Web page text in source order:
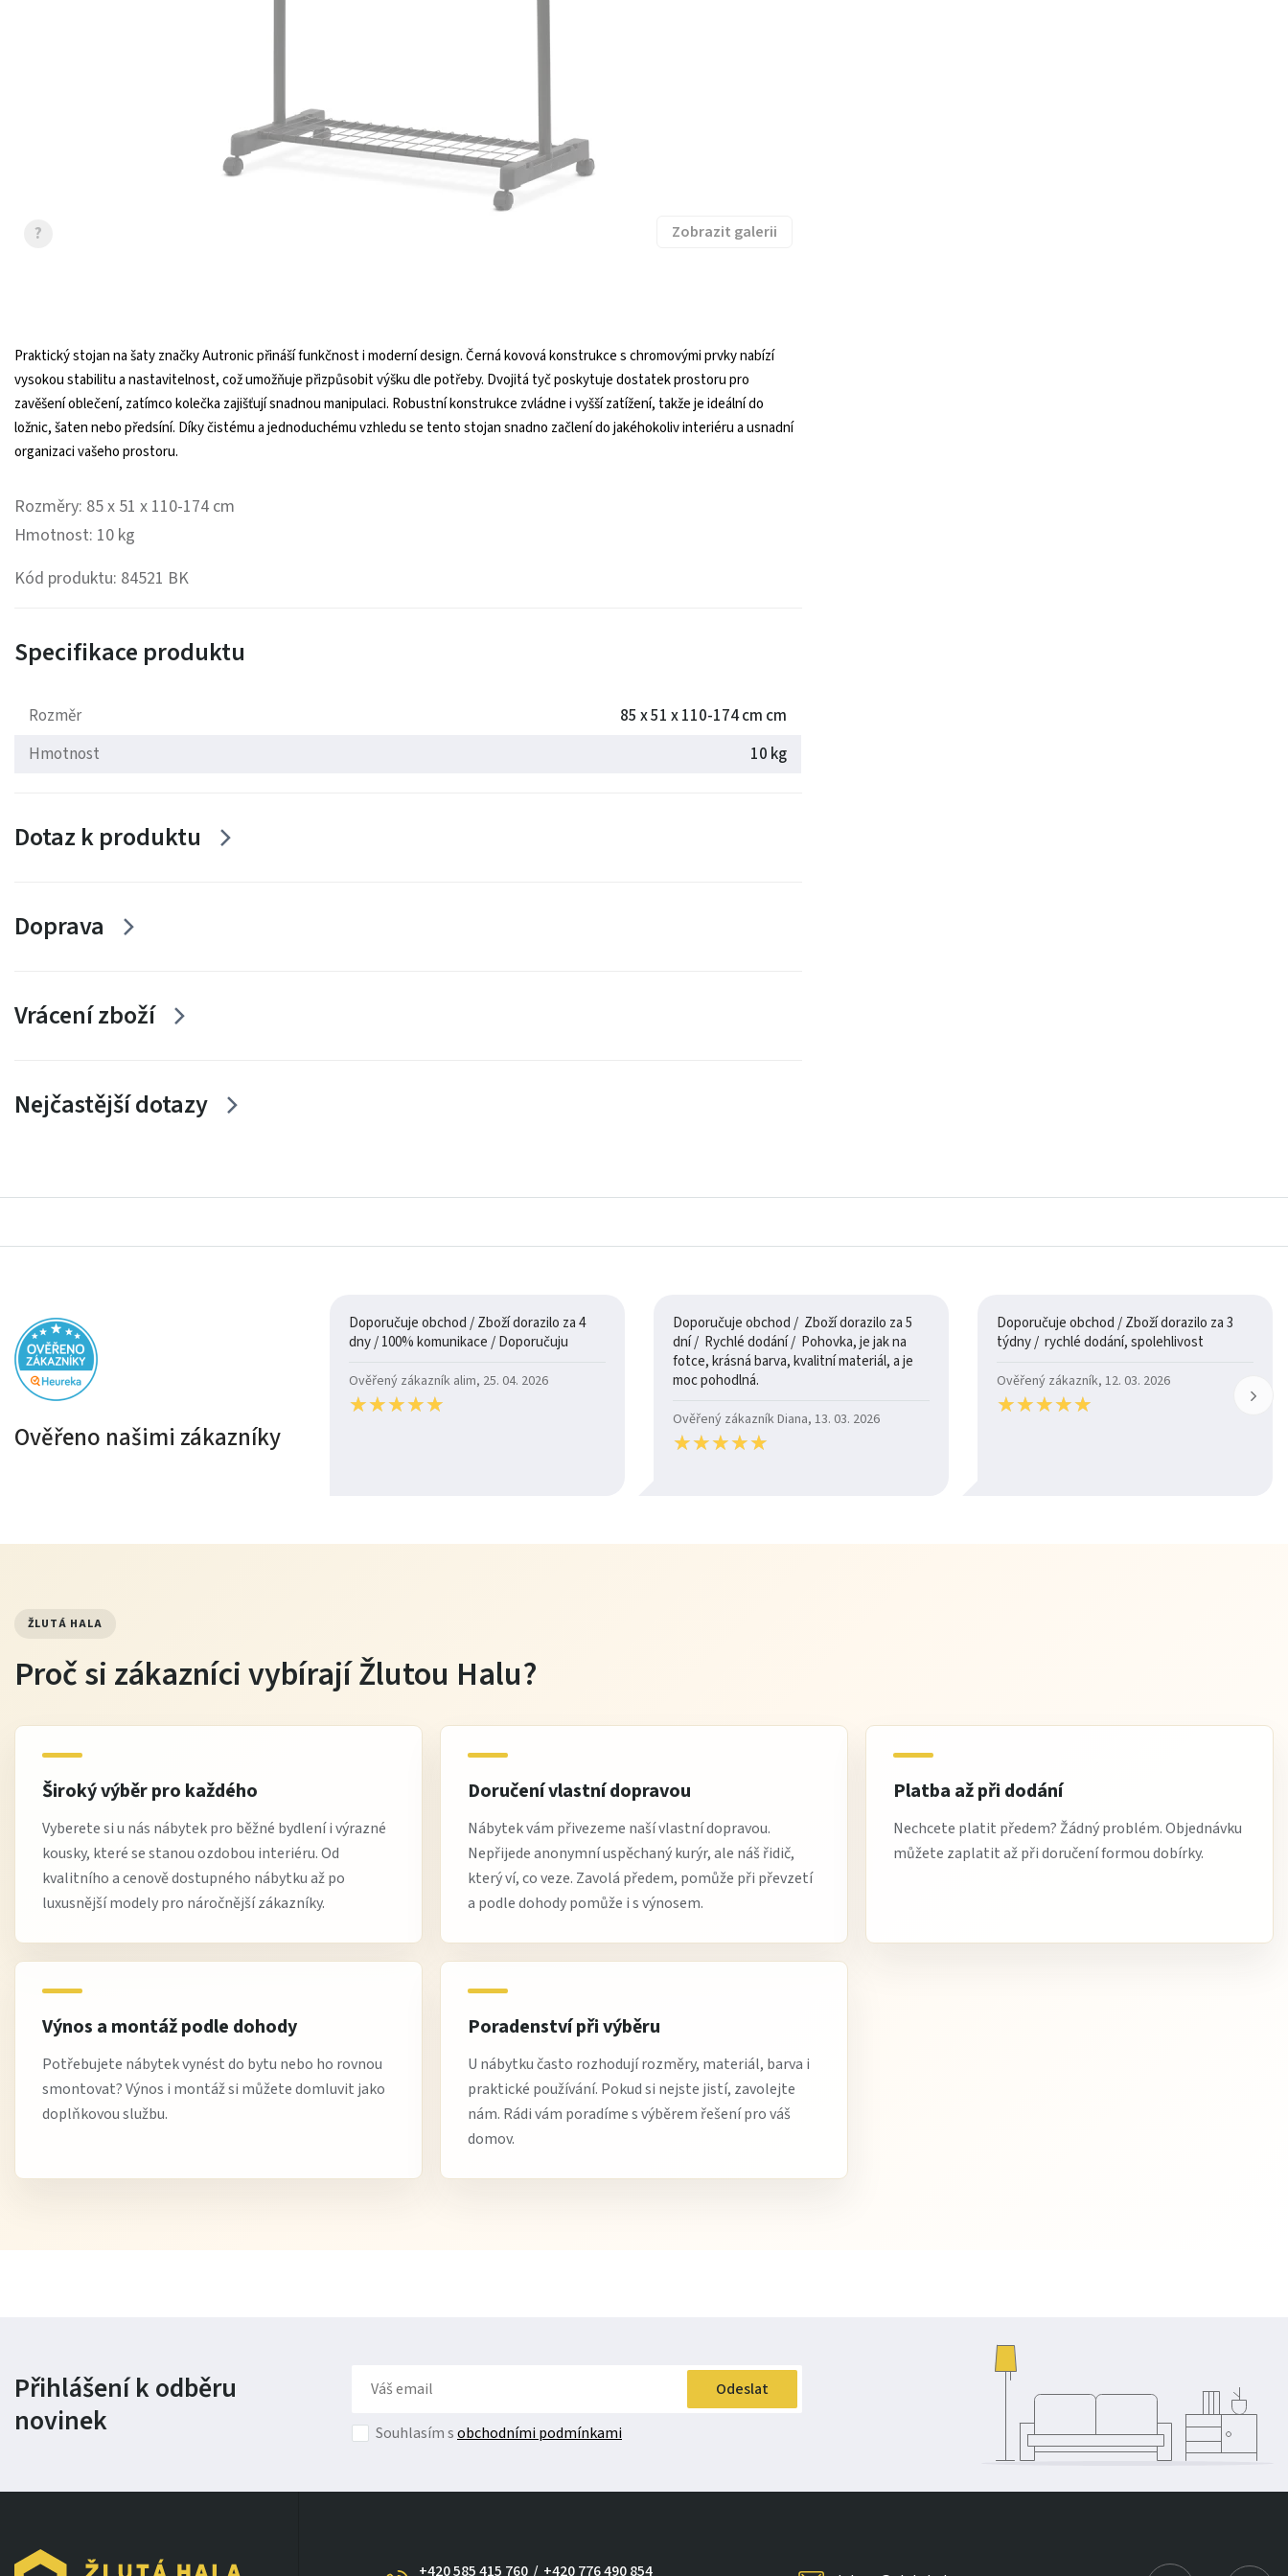
Zobrazit galerii
?
Praktický stojan na šaty značky Autronic přináší funkčnost i moderní design. Černá kovová konstrukce s chromovými prvky nabízí
vysokou stabilitu a nastavitelnost, což umožňuje přizpůsobit výšku dle potřeby. Dvojitá tyč poskytuje dostatek prostoru pro
zavěšení oblečení, zatímco kolečka zajišťují snadnou manipulaci. Robustní konstrukce zvládne i vyšší zatížení, takže je ideální do
ložnic, šaten nebo předsíní. Díky čistému a jednoduchému vzhledu se tento stojan snadno začlení do jakéhokoliv interiéru a usnadní
organizaci vašeho prostoru.
Rozměry: 85 x 51 x 110-174 cm
Hmotnost: 10 kg
Kód produktu: 84521 BK
Specifikace produktu
Rozměr
85 x 51 x 110-174 cm cm
Hmotnost
10 kg
Dotaz k produktu
Doprava
Vrácení zboží
Nejčastější dotazy
Ověřeno našimi zákazníky
Doporučuje obchod / Zboží dorazilo za 4
dny / 100% komunikace / Doporučuju
Ověřený zákazník alim, 25. 04. 2026
★★★★★
★★★★★
Doporučuje obchod / Zboží dorazilo za 5
dní / Rychlé dodání / Pohovka, je jak na
fotce, krásná barva, kvalitní materiál, a je
moc pohodlná.
Ověřený zákazník Diana, 13. 03. 2026
★★★★★
★★★★★
Doporučuje obchod / Zboží dorazilo za 3
týdny / rychlé dodání, spolehlivost
Ověřený zákazník, 12. 03. 2026
★★★★★
★★★★★
ŽLUTÁ HALA
Proč si zákazníci vybírají Žlutou Halu?
Široký výběr pro každého
Vyberete si u nás nábytek pro běžné bydlení i výrazné
kousky, které se stanou ozdobou interiéru. Od
kvalitního a cenově dostupného nábytku až po
luxusnější modely pro náročnější zákazníky.
Doručení vlastní dopravou
Nábytek vám přivezeme naší vlastní dopravou.
Nepřijede anonymní uspěchaný kurýr, ale náš řidič,
který ví, co veze. Zavolá předem, pomůže při převzetí
a podle dohody pomůže i s výnosem.
Platba až při dodání
Nechcete platit předem? Žádný problém. Objednávku
můžete zaplatit až při doručení formou dobírky.
Výnos a montáž podle dohody
Potřebujete nábytek vynést do bytu nebo ho rovnou
smontovat? Výnos i montáž si můžete domluvit jako
doplňkovou službu.
Poradenství při výběru
U nábytku často rozhodují rozměry, materiál, barva i
praktické používání. Pokud si nejste jistí, zavolejte
nám. Rádi vám poradíme s výběrem řešení pro váš
domov.
Přihlášení k odběru
novinek
Odeslat
Souhlasím sobchodními podmínkami
+420 585 415 760 / +420 776 490 854